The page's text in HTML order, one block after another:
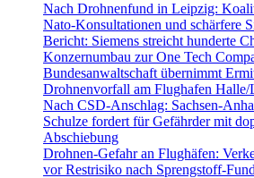
Nach Drohnenfund in Leipzig:
Nato-Konsultationen und schärfere
Bericht: Siemens streicht hunderte
Konzernumbau zur One Tech
Bundesanwaltschaft übernimmt
Drohnenvorfall am Flughafen Halle/
Nach CSD-Anschlag: Sachsen-
Schulze fordert für Gefährder mit
Abschiebung
Drohnen-Gefahr an Flughäfen:
vor Restrisiko nach Sprengstoff-